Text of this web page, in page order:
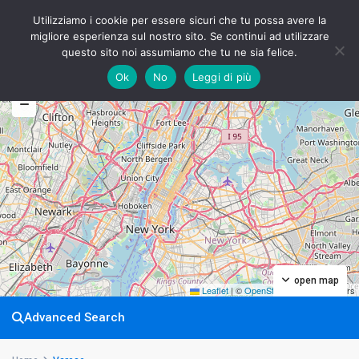
Leaflet | ©OpenStreetMap contributors
open map
My Location Fullscreen
Advanced Search
Utilizziamo i cookie per essere sicuri che tu possa avere la
migliore esperienza sul nostro sito. Se continui ad utilizzare
questo sito noi assumiamo che tu ne sia felice.
Ok
No Leggi di più